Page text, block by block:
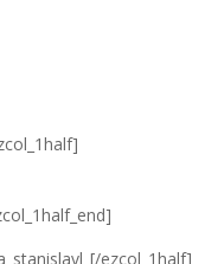
[/ezcol_1half]